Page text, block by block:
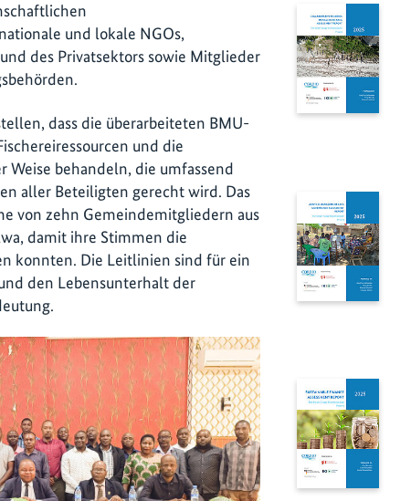
und lokale NGOs,
des Privatsektors sowie Mitglieder
dass die überarbeiteten BMU-
und die
behandeln, die umfassend
aller Beteiligten gerecht wird. Das
von zehn Gemeindemitgliedern aus
damit ihre Stimmen die
konnten. Die Leitlinien sind für ein
den Lebensunterhalt der